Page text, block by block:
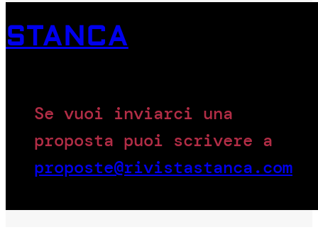
STANCA
Se vuoi inviarci una
proposta puoi scrivere a
proposte@rivistastanca.com